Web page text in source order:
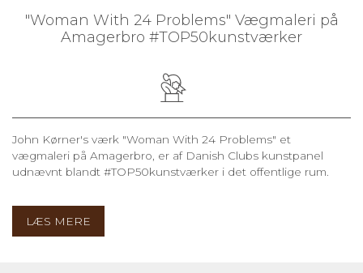
"Woman With 24 Problems" Vægmaleri på
Amagerbro #TOP50kunstværker
John Kørner's værk "Woman With 24 Problems" et
vægmaleri på Amagerbro, er af Danish Clubs kunstpanel
udnævnt blandt #TOP50kunstværker i det offentlige rum.
LÆS MERE